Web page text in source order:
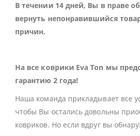
В течении 14 дней, Вы в праве
вернуть непонравившийся
причин.
На все коврики Eva Ton мы
гарантию 2 года!
Наша команда прикладывает все
чтобы Вы остались довольны
ковриков. Но если вдруг вы